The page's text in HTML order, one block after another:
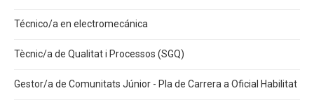
Técnico/a en electromecánica
Tècnic/a de Qualitat i Processos (SGQ)
Gestor/a de Comunitats Júnior - Pla de Carrera a Oficial Habilitat